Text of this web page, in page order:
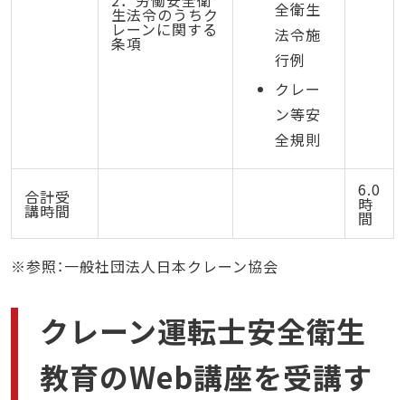
生法令のうちク
レーンに関する
条項
全衛生
法令施
行例
クレー
ン等安
全規則
合計受
講時間
6.0
時
間
※参照：一般社団法人日本クレーン協会
クレーン運転士安全衛生
教育のWeb講座を受講す